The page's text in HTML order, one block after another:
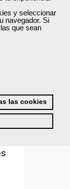
y seleccionar
navegador. Si
que sean
las cookies